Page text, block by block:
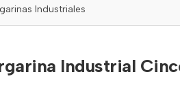
Industriales
Industrial